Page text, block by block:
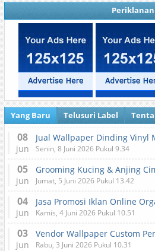
Periklanan
Yang Baru Telusuri Label
08
jun
Jual Wallpaper Dinding Vinyl
Senin, 8 Juni 2026 Pukul 9.34
05
jun Jumat, 5 Juni 2026 Pukul 13.42
04
jun
Jasa Promosi Iklan Online
Kamis, 4 Juni 2026 Pukul 10.51
03
jun
Vendor Wallpaper Custom
Rabu, 3 Juni 2026 Pukul 10.31